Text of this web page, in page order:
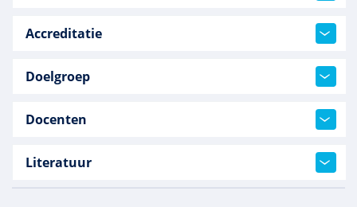
Accreditatie
Doelgroep
Docenten
Literatuur